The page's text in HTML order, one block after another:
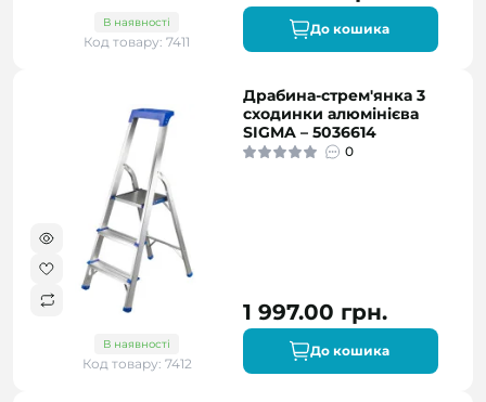
В наявності
Код товару: 7411
До кошика
В наявності
Код товару: 7412
Драбина-стрем'янка 3
сходинки алюмінієва
SIGMA – 5036614
0
1 997.00 грн.
До кошика